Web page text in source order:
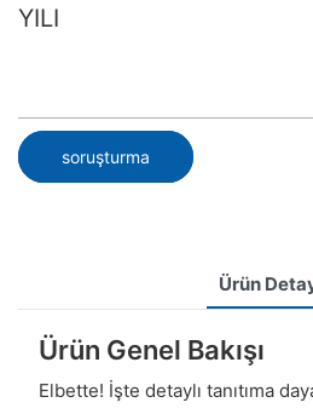
YILI
soruşturma
Ürün
Ürün Genel Bakışı
Elbette! İşte detaylı tanıtıma